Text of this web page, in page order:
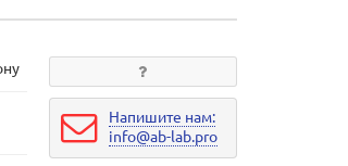
Напишите нам:
info@ab-lab.pro